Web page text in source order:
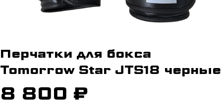
Перчатки для бокса
Tomorrow Star JTS18 черные
8 800 ₽